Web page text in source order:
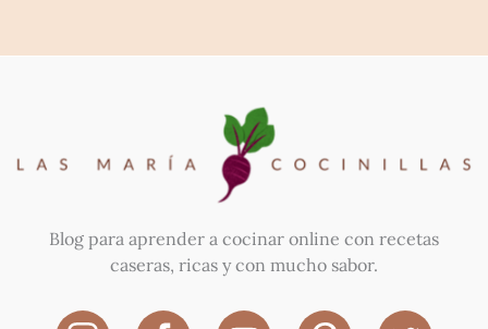
Blog para aprender a cocinar online con recetas
caseras, ricas y con mucho sabor.